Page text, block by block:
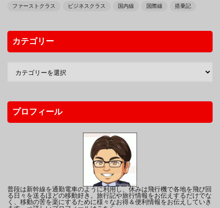
ファーストクラス ビジネスクラス 国内線 国際線 搭乗記
カテゴリー
プロフィール
普段は新幹線を通勤電車のように利用し、休みは飛行機で各地を飛び回
る日々を送るほどの移動好き。旅行記や旅行情報をお伝えするだけでな
く、移動の苦を楽にするために様々なお得＆便利情報をお伝えしていき